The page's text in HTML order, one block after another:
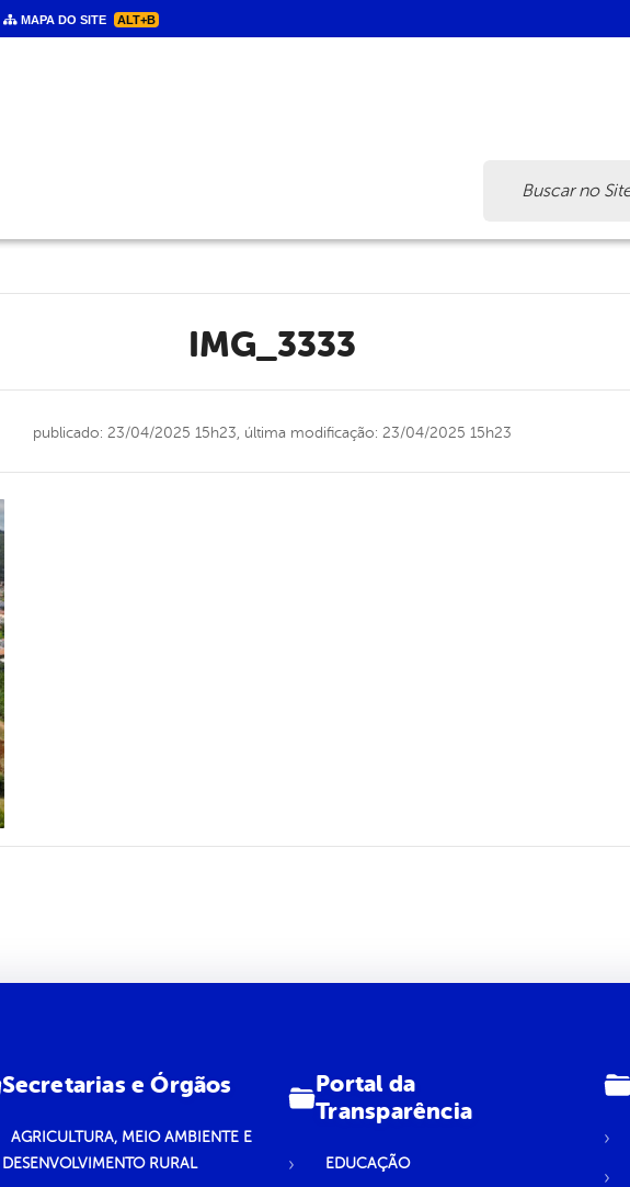
MAPA DO SITE ALT+B
IMG_3333
publicado: 23/04/2025 15h23, última modificação: 23/04/2025 15h23
Secretarias e Órgãos
AGRICULTURA, MEIO AMBIENTE E
DESENVOLVIMENTO RURAL
Portal da
Transparência
EDUCAÇÃO